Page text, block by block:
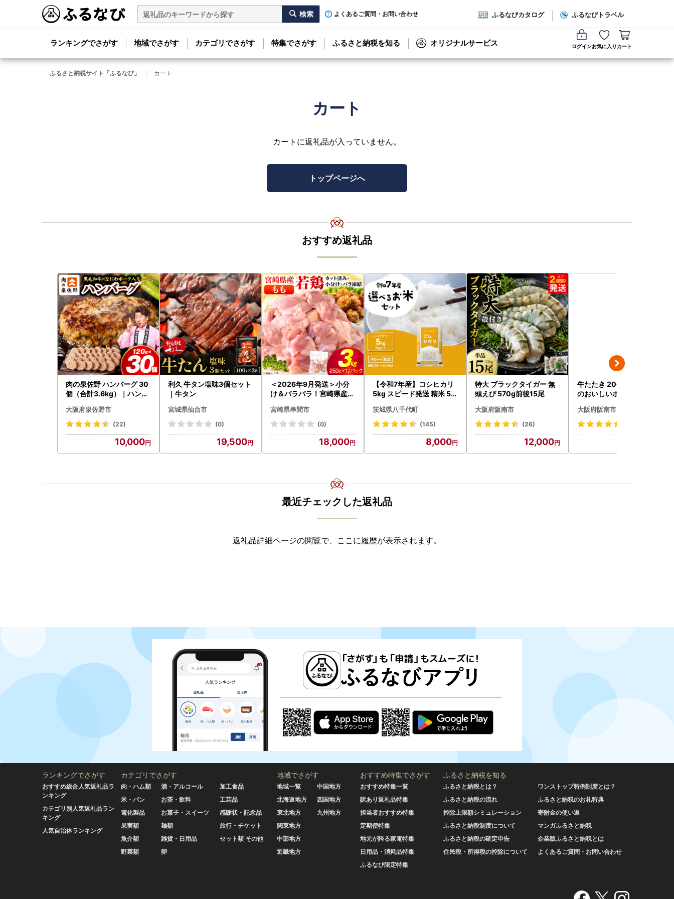
よくあるご質問・お問い合わせ ふるなびカタログ ふるなびトラベル
ランキングでさがす 地域でさがす カテゴリでさがす 特集でさがす ふるさと納税を知る オリジナルサービス ログインお気に入り カート
ふるさと納税サイト「ふるなび」 カート
カート
カートに返礼品が入っていません。
トップページへ
おすすめ返礼品
肉の泉佐野 ハンバーグ 30
個（合計3.6kg）｜ハンバ
わポーク
大阪府泉佐野市
(22)
10,000
利久 牛タン塩味3個セット
｜牛タン
宮城県仙台市
(0)
19,500
＜2026年9月発送＞小分
け＆パラパラ！宮崎県産鶏
-009-2609
宮崎県串間市
(0)
18,000
【令和7年産】コシヒカリ
5kg スピード発送 精米 5k
町
茨城県八千代町
(145)
8,000
特大 ブラックタイガー 無
頭えび 570g前後15尾
大阪府阪南市
(26)
12,000
牛たたき 200gと 名倉商店
のおいしいポン酢 30ml
大阪府阪南市
最近チェックした返礼品
返礼品詳細ページの閲覧で、ここに履歴が表示されます。
ランキングでさがす
おすすめ総合人気返礼品ラ
ンキング
カテゴリ別人気返礼品ラン
キング
人気自治体ランキング
カテゴリでさがす
肉・ハム類
米・パン
電化製品
果実類
魚介類
野菜類
酒・アルコール
お茶・飲料
お菓子・スイーツ
麺類
雑貨・日用品
卵
加工食品
工芸品
感謝状・記念品
旅行・チケット
セット類 その他
地域でさがす
地域一覧
北海道地方
東北地方
関東地方
中部地方
近畿地方
中国地方
四国地方
九州地方
おすすめ特集でさがす
おすすめ特集一覧
訳あり返礼品特集
担当者おすすめ特集
定期便特集
地元が誇る家電特集
日用品・消耗品特集
ふるなび限定特集
ふるさと納税を知る
ふるさと納税とは？
ふるさと納税の流れ
控除上限額シミュレーション
ふるさと納税制度について
ふるさと納税の確定申告
住民税・所得税の控除について
ワンストップ特例制度とは？
ふるさと納税のお礼特典
寄附金の使い道
マンガふるさと納税
企業版ふるさと納税とは
よくあるご質問・お問い合わせ